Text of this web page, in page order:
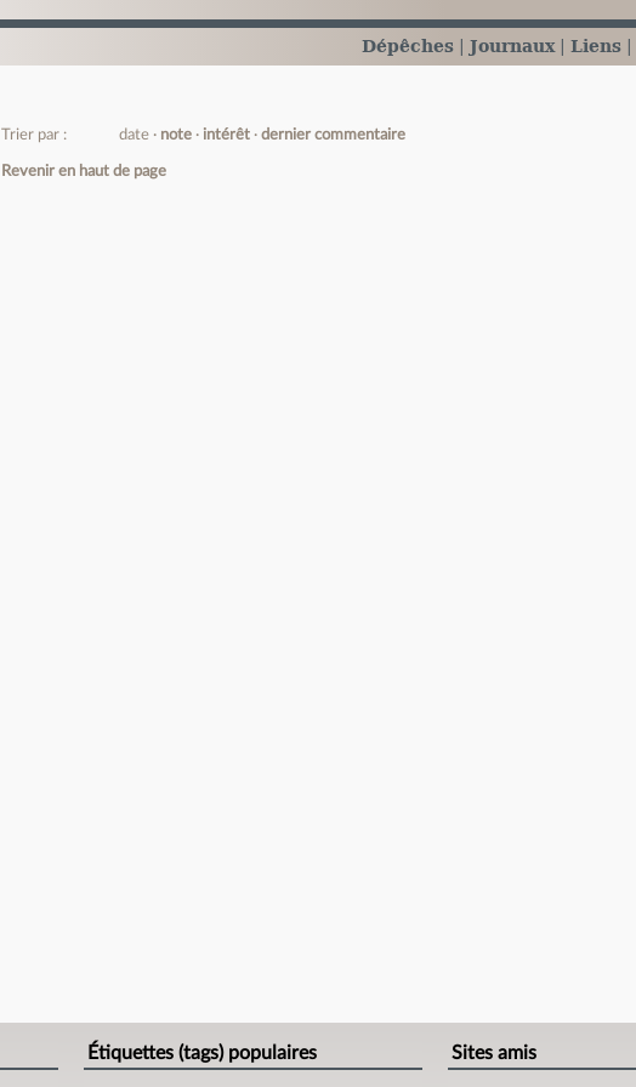
Dépêches Journaux Liens
Trier par : date note intérêt dernier commentaire
Revenir en haut de page
Étiquettes (tags) populaires Sites amis